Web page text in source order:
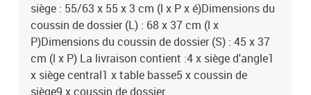
siège : 55/63 x 55 x 3 cm (l x P x é)Dimensions du
coussin de dossier (L) : 68 x 37 cm (l x
P)Dimensions du coussin de dossier (S) : 45 x 37
cm (l x P) La livraison contient :4 x siège d'angle1
x siège central1 x table basse5 x coussin de
siège9 x coussin de dossier